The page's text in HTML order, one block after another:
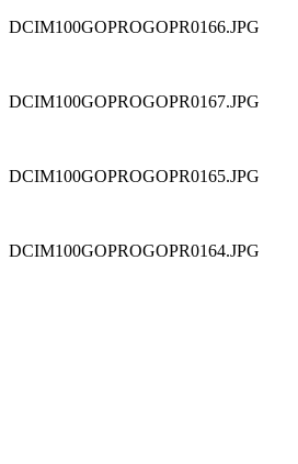
DCIM100GOPROGOPR0166.JPG
DCIM100GOPROGOPR0167.JPG
DCIM100GOPROGOPR0165.JPG
DCIM100GOPROGOPR0164.JPG